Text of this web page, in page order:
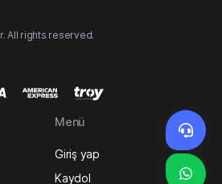
All rights reserved.
Menü
Giriş yap
Kaydol